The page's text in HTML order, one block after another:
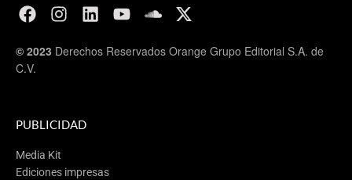
© 2023 Derechos Reservados Orange Grupo Editorial S.A. de
C.V.
PUBLICIDAD
Media Kit
Ediciones impresas